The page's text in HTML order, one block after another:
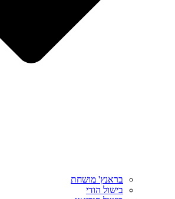
בראנץ' מושחת
בישול הודי